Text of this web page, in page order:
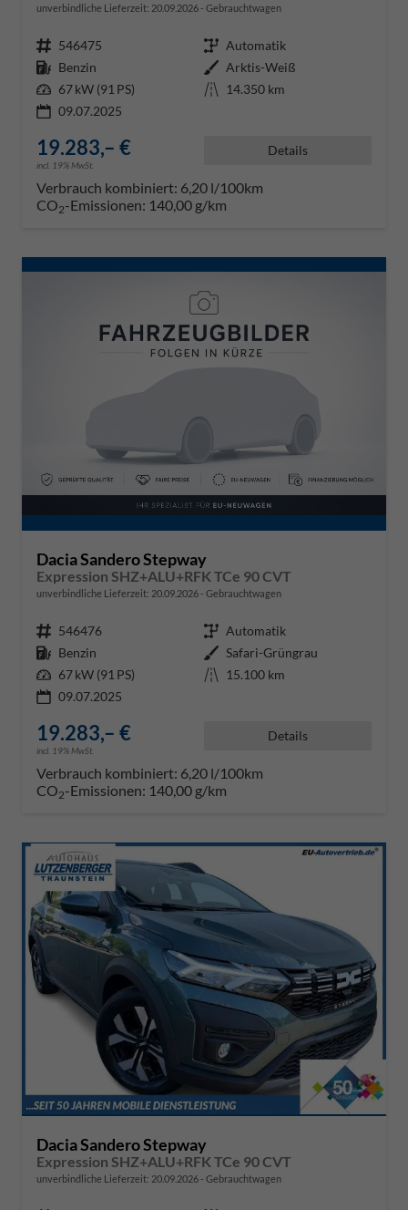
unverbindliche Lieferzeit: 20.09.2026 Gebrauchtwagen
Fahrzeugnr. 546475 Getriebe Automatik
Kraftstoff Benzin Außenfarbe Arktis-Weiß
Leistung 67 kW (91 PS) Kilometerstand 14.350 km
09.07.2025
19.283,– €
incl. 19% MwSt.
Details
Verbrauch kombiniert: 6,20 l/100km
CO2-Emissionen: 140,00 g/km
Dacia Sandero Stepway
Expression SHZ+ALU+RFK TCe 90 CVT
unverbindliche Lieferzeit: 20.09.2026 Gebrauchtwagen
Fahrzeugnr. 546476 Getriebe Automatik
Kraftstoff Benzin Außenfarbe Safari-Grüngrau
Leistung 67 kW (91 PS) Kilometerstand 15.100 km
09.07.2025
19.283,– €
incl. 19% MwSt.
Details
Verbrauch kombiniert: 6,20 l/100km
CO2-Emissionen: 140,00 g/km
Dacia Sandero Stepway
Expression SHZ+ALU+RFK TCe 90 CVT
unverbindliche Lieferzeit: 20.09.2026 Gebrauchtwagen